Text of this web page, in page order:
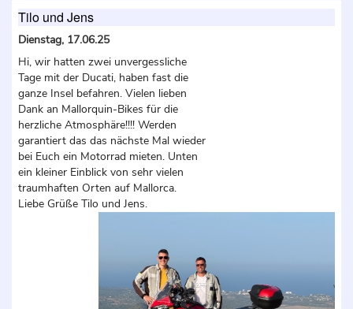
Tilo und Jens
Dienstag, 17.06.25
Hi, wir hatten zwei unvergessliche
Tage mit der Ducati, haben fast die
ganze Insel befahren. Vielen lieben
Dank an Mallorquin-Bikes für die
herzliche Atmosphäre!!!! Werden
garantiert das das nächste Mal wieder
bei Euch ein Motorrad mieten. Unten
ein kleiner Einblick von sehr vielen
traumhaften Orten auf Mallorca.
Liebe Grüße Tilo und Jens.